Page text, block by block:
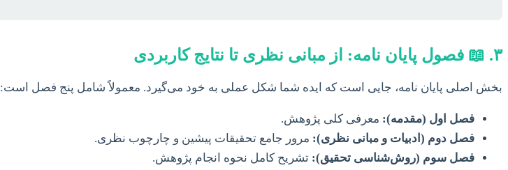
۳. 📖 فصول پایان نامه: از مبانی نظری تا نتایج کاربردی
بخش اصلی پایان نامه، جایی است که ایده شما شکل عملی به خود می‌گیرد. معمولاً شامل پنج فصل است:
فصل اول (مقدمه): معرفی کلی پژوهش.
فصل دوم (ادبیات و مبانی نظری): مرور جامع تحقیقات پیشین و چارچوب نظری.
فصل سوم (روش‌شناسی تحقیق): تشریح کامل نحوه انجام پژوهش.